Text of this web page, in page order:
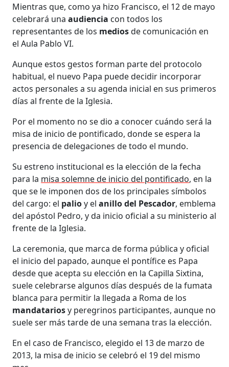
Mientras que, como ya hizo Francisco, el 12 de mayo
celebrará unaaudiencia con todos los
representantes de los mediosde comunicación en
el Aula Pablo VI.
Aunque estos gestos forman parte del protocolo
habitual, el nuevo Papa puede decidir incorporar
actos personales a su agenda inicial en sus primeros
días al frente de la Iglesia.
Por el momento no se dio a conocer cuándo será la
misa de inicio de pontificado, donde se espera la
presencia de delegaciones de todo el mundo.
Su estreno institucional es la elección de la fecha
para la misa solemne de inicio del pontificado, en la
que se le imponen dos de los principales símbolos
del cargo: el palioy elanillo del Pescador, emblema
del apóstol Pedro, y da inicio oficial a su ministerio al
frente de la Iglesia.
La ceremonia, que marca de forma pública y oficial
el inicio del papado, aunque el pontífice es Papa
desde que acepta su elección en la Capilla Sixtina,
suele celebrarse algunos días después de la fumata
blanca para permitir la llegada a Roma de los
mandatariosy peregrinos participantes, aunque no
suele ser más tarde de una semana tras la elección.
En el caso de Francisco, elegido el 13 de marzo de
2013, la misa de inicio se celebró el 19 del mismo